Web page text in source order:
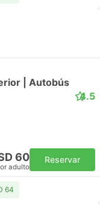
| Autobús
4.5
60
adulto
Reservar
64